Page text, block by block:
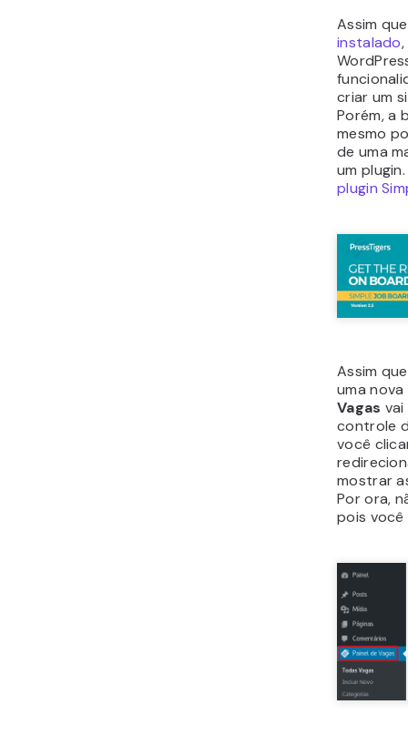
Assim
instalado
criar um
Porém, a
mesmo
de uma
um
plugin
Assim
uma
Vagas
controle
você
mostrar
Por ora,
pois você